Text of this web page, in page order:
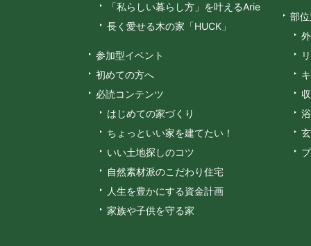
「私らしい暮らし方」を叶えるArie
長く愛せる木の家「HUCK」
参加型イベント
初めての方へ
必読コンテンツ
はじめての家づくり
ちょっといい家を建てたい！
いい土地探しのコツ
自然素材派のこだわり住宅
人生を豊かにする資金計画
家族や子供を守る家
部